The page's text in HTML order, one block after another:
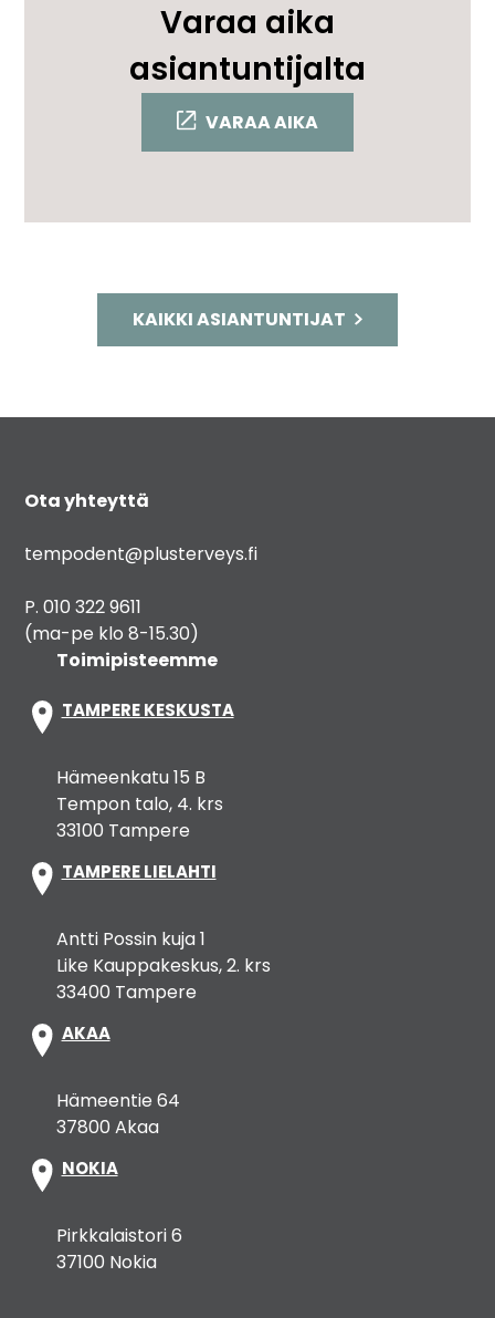
Varaa aika
asiantuntijalta
VARAA AIKA
KAIKKI ASIANTUNTIJAT
Ota yhteyttä
tempodent@plusterveys.fi
P. 010 322 9611
(ma-pe klo 8-15.30)
Toimipisteemme
TAMPERE KESKUSTA
Hämeenkatu 15 B
Tempon talo, 4. krs
33100 Tampere
TAMPERE LIELAHTI
Antti Possin kuja 1
Like Kauppakeskus, 2. krs
33400 Tampere
AKAA
Hämeentie 64
37800 Akaa
NOKIA
Pirkkalaistori 6
37100 Nokia